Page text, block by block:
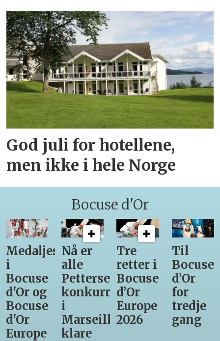
God juli for hotellene,
men ikke i hele Norge
Bocuse d'Or
Medaljestatistikk
i
Bocuse
d'Or og
Bocuse
d'Or
Europe
Nå er
alle
Pettersens
konkurrenter
i
Marseille
klare
Tre
retter i
Bocuse
d’Or
Europe
2026
Til
Bocuse
d’Or
for
tredje
gang